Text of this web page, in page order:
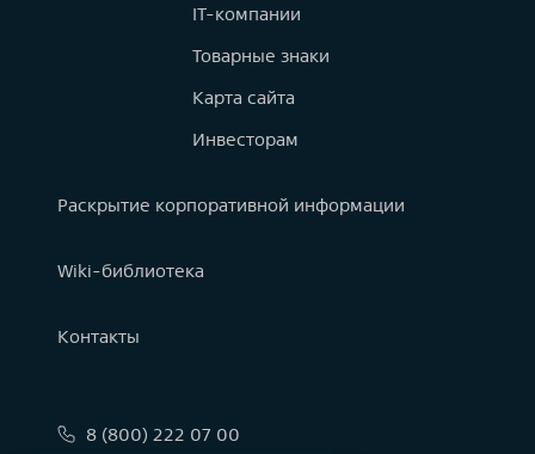
IT-компании
Товарные знаки
Карта сайта
Инвесторам
Раскрытие корпоративной информации
Wiki-библиотека
Контакты
8 (800) 222 07 00